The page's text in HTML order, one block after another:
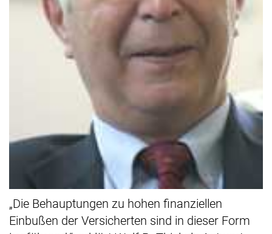
„Die Behauptungen zu hohen finanziellen
Einbußen der Versicherten sind in dieser Form